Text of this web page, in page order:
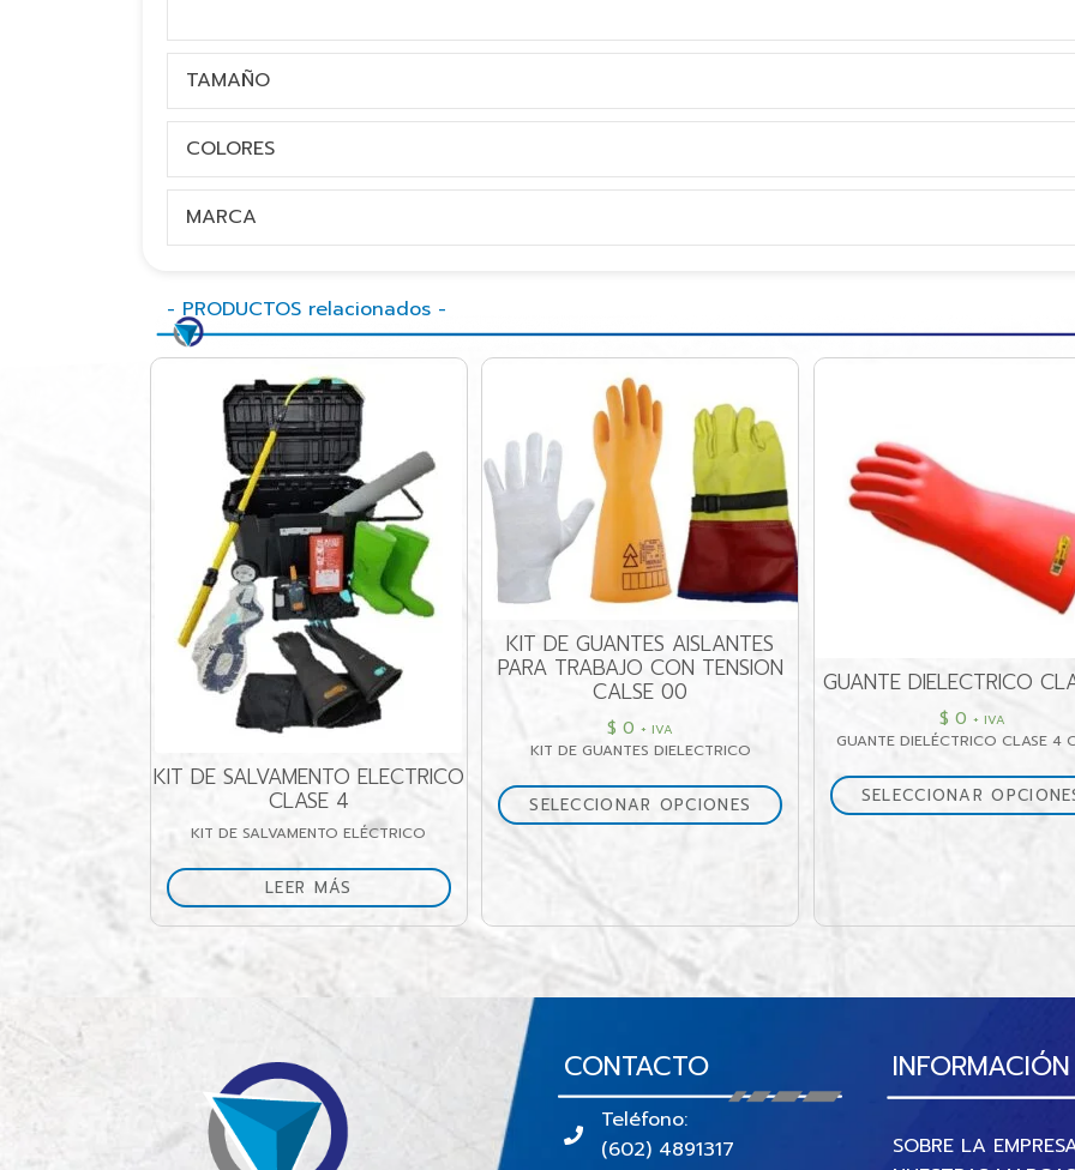
TAMAÑO
COLORES
MARCA
- PRODUCTOS relacionados -
DE SALVAMENTO ELECTRICO
KIT DE SALVAMENTO ELÉCTRICO
LEER MÁS
KIT DE GUANTES AISLANTES
PARA TRABAJO CON TENSION
KIT DE GUANTES DIELECTRICO
SELECCIONAR OPCIONES
GUANTE DIELECTRICO CLASE 4
GUANTE DIELÉCTRICO CLASE 4 CATU
SELECCIONAR OPCIONES
CONTACTO
Teléfono:
(602) 4891317
INFORMACIÓN
SOBRE LA